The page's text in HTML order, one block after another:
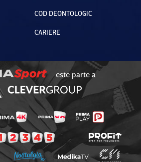
COD DEONTOLOGIC
CARIERE
este parte a